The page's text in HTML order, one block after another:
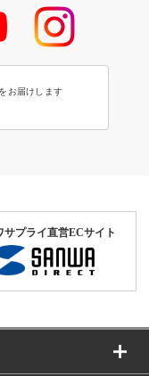
お届けします
サプライ直営ECサイト